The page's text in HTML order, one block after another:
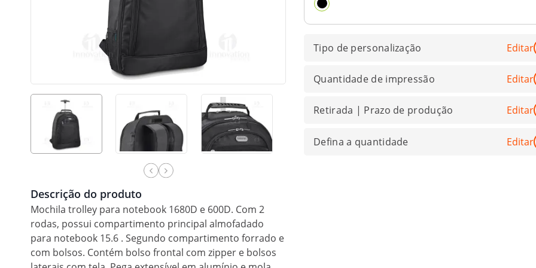
Descrição do produto
Mochila trolley para notebook 1680D e 600D. Com 2
rodas, possui compartimento principal almofadado
para notebook 15.6 . Segundo compartimento forrado e
com bolsos. Contém bolso frontal com zipper e bolsos
Tipo de personalização Editar
Quantidade de impressão Editar
Retirada | Prazo de produção Editar
Defina a quantidade Editar